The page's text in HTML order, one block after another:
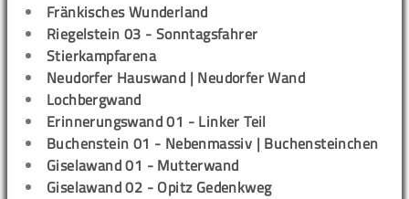
Fränkisches Wunderland
Riegelstein 03 - Sonntagsfahrer
Stierkampfarena
Neudorfer Hauswand | Neudorfer Wand
Lochbergwand
Erinnerungswand 01 - Linker Teil
Buchenstein 01 - Nebenmassiv | Buchensteinchen
Giselawand 01 - Mutterwand
Giselawand 02 - Opitz Gedenkweg